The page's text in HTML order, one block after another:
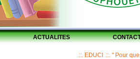
ACTUALITES
.::. EDUCI .::. " Pour que,